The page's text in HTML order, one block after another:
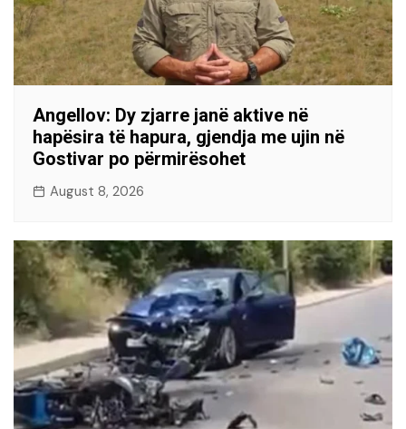
Angellov: Dy zjarre janë aktive në
hapësira të hapura, gjendja me ujin në
Gostivar po përmirësohet
August 8, 2026